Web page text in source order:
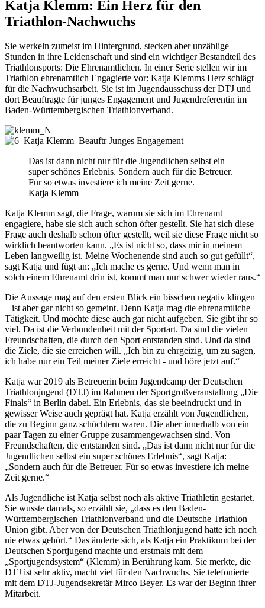
Katja Klemm: Ein Herz für den
Triathlon-Nachwuchs
Sie werkeln zumeist im Hintergrund, stecken aber unzählige
Stunden in ihre Leidenschaft und sind ein wichtiger Bestandteil des
Triathlonsports: Die Ehrenamtlichen. In einer Serie stellen wir im
Triathlon ehrenamtlich Engagierte vor: Katja Klemms Herz schlägt
für die Nachwuchsarbeit. Sie ist im Jugendausschuss der DTJ und
dort Beauftragte für junges Engagement und Jugendreferentin im
Baden-Württembergischen Triathlonverband.
Das ist dann nicht nur für die Jugendlichen selbst ein
super schönes Erlebnis. Sondern auch für die Betreuer.
Für so etwas investiere ich meine Zeit gerne.
Katja Klemm
Katja Klemm sagt, die Frage, warum sie sich im Ehrenamt
engagiere, habe sie sich auch schon öfter gestellt. Sie hat sich diese
Frage auch deshalb schon öfter gestellt, weil sie diese Frage nicht so
wirklich beantworten kann. „Es ist nicht so, dass mir in meinem
Leben langweilig ist. Meine Wochenende sind auch so gut gefüllt“,
sagt Katja und fügt an: „Ich mache es gerne. Und wenn man in
solch einem Ehrenamt drin ist, kommt man nur schwer wieder raus.“
Die Aussage mag auf den ersten Blick ein bisschen negativ klingen
– ist aber gar nicht so gemeint. Denn Katja mag die ehrenamtliche
Tätigkeit. Und möchte diese auch gar nicht aufgeben. Sie gibt ihr so
viel. Da ist die Verbundenheit mit der Sportart. Da sind die vielen
Freundschaften, die durch den Sport entstanden sind. Und da sind
die Ziele, die sie erreichen will. „Ich bin zu ehrgeizig, um zu sagen,
ich habe nur ein Teil meiner Ziele erreicht - und höre jetzt auf.“
Katja war 2019 als Betreuerin beim Jugendcamp der Deutschen
Triathlonjugend (DTJ) im Rahmen der Sportgroßveranstaltung „Die
Finals“ in Berlin dabei. Ein Erlebnis, das sie beeindruckt und in
gewisser Weise auch geprägt hat. Katja erzählt von Jugendlichen,
die zu Beginn ganz schüchtern waren. Die aber innerhalb von ein
paar Tagen zu einer Gruppe zusammengewachsen sind. Von
Freundschaften, die entstanden sind. „Das ist dann nicht nur für die
Jugendlichen selbst ein super schönes Erlebnis“, sagt Katja:
„Sondern auch für die Betreuer. Für so etwas investiere ich meine
Zeit gerne.“
Als Jugendliche ist Katja selbst noch als aktive Triathletin gestartet.
Sie wusste damals, so erzählt sie, „dass es den Baden-
Württembergischen Triathlonverband und die Deutsche Triathlon
Union gibt. Aber von der Deutschen Triathlonjugend hatte ich noch
nie etwas gehört.“ Das änderte sich, als Katja ein Praktikum bei der
Deutschen Sportjugend machte und erstmals mit dem
„Sportjugendsystem“ (Klemm) in Berührung kam. Sie merkte, die
DTJ ist sehr aktiv, macht viel für den Nachwuchs. Sie telefonierte
mit dem DTJ-Jugendsekretär Mirco Beyer. Es war der Beginn ihrer
Mitarbeit.